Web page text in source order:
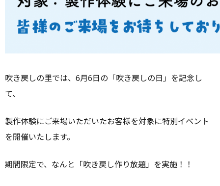
吹き戻しの里では、6月6日の「吹き戻しの日」を記念し
て、
製作体験にご来場いただいたお客様を対象に特別イベント
を開催いたします。
期間限定で、なんと「吹き戻し作り放題」を実施！！